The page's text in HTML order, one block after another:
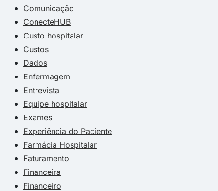
Comunicação
ConecteHUB
Custo hospitalar
Custos
Dados
Enfermagem
Entrevista
Equipe hospitalar
Exames
Experiência do Paciente
Farmácia Hospitalar
Faturamento
Financeira
Financeiro